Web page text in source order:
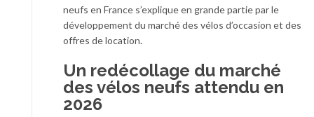
neufs en France s’explique en grande partie par le
développement du marché des vélos d’occasion et des
offres de location.
Un redécollage du marché
des vélos neufs attendu en
2026